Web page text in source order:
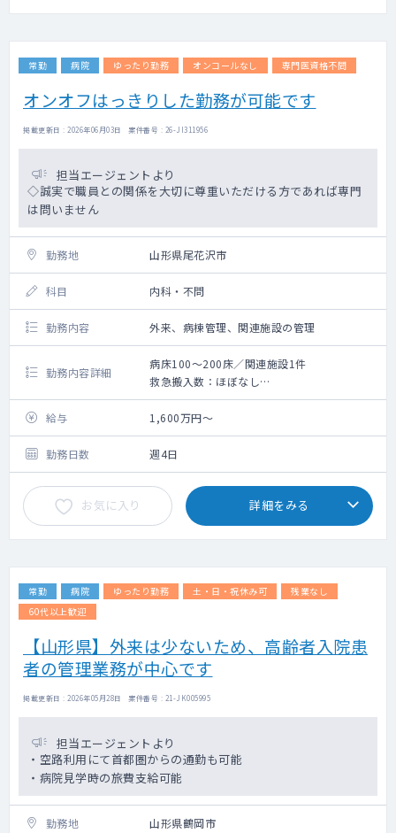
→患者層 ：外来透析・入院透析
1クール
間：17時
合により医師が対応）
期対応あり
→土祝対応 ：土曜日：常勤医師が対応 ※
祝日 ：常勤医師が対応 ※
＜当直対応＞
→救急件数：救急車：0～2件程度、ウォーク
イン：2件程度
→主な疾患：重症患者の来院は
なし
→救急以外：病棟管理 など
→当直体制：医師1名、看護師、検査技師（オ
ンコール）
常勤 病院 ゆったり勤務 オンコールなし 専門医資格不問
オンオフはっきりした勤務が可能です
掲載更新日 : 2026年06月03日 案件番号 : 26-JI311956
担当エージェントより
◇誠実で職員との関係を大切に尊重いただける方であれば専門
は問いません
勤務地 山形県尾花沢市
科目 内科・不問
勤務内容 外来、病棟管理、関連施設の管理
勤務内容詳細
病床100～200床／関連施設1件
救急搬入数：ほぼなし
・勤務日：水曜、木曜、金曜、土曜の週4日
・病棟管理業務
・関連施設業務
・当直勤務：基本、病棟管理業務となります
が、まれにかかりつけ患者さんの来院対応あ
り
・外来も可能であればお願いします。
給与 1,600万円～
勤務日数 週4日
お気に入り 詳細をみる
常勤 病院 ゆったり勤務 土・日・祝休み可
残業なし
60代以上歓迎
【山形県】外来は少ないため、高齢者入院患
者の管理業務が中心です
掲載更新日 : 2026年05月28日 案件番号 : 21-JK005995
担当エージェントより
・空路利用にて首都圏からの通勤も可能
・病院見学時の旅費支給可能
勤務地 山形県鶴岡市